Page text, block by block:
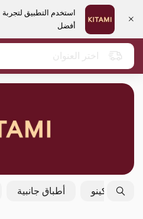
استخدم التطبيق لتجربة
أفضل
اختر العنوان
فولكينو أطباق جانبية